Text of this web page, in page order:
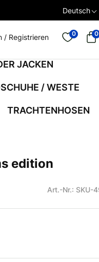
Deutsch
/ Registrieren 0 0
JACKEN
/ WESTE
TRACHTENHOSEN
edition
Art.-Nr.: SKU-